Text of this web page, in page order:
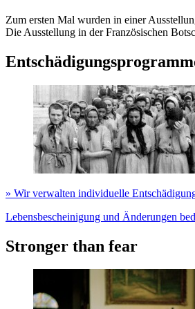
Zum ersten Mal wurden in einer
Die Ausstellung in der Französischen
» Wir verwalten individuelle
Lebensbescheinigung und Änderungen
Stronger than fear